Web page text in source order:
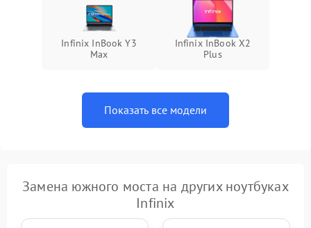
Infinix InBook Y3
Max
Infinix InBook X2
Plus
Показать все модели
Замена южного моста на других ноутбуках
Infinix